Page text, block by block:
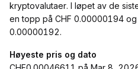
kryptovalutaer. I løpet av de
en topp på CHF 0.00000194 og
0.00000192.
Høyeste pris og dato